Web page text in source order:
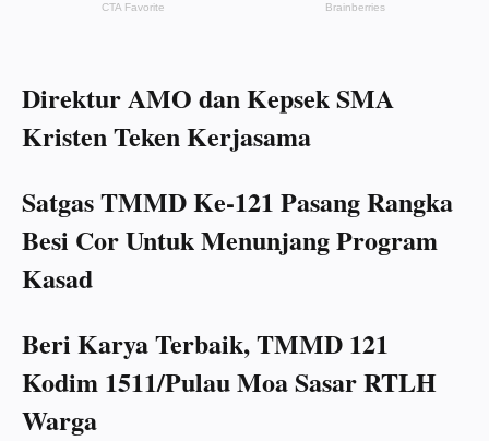
Direktur AMO dan Kepsek SMA
Kristen Teken Kerjasama
Satgas TMMD Ke-121 Pasang Rangka
Besi Cor Untuk Menunjang Program
Kasad
Beri Karya Terbaik, TMMD 121
Kodim 1511/Pulau Moa Sasar RTLH
Warga